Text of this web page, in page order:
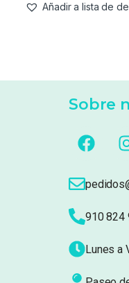
Añadir a lista de
Sobre
910 824
Lunes a